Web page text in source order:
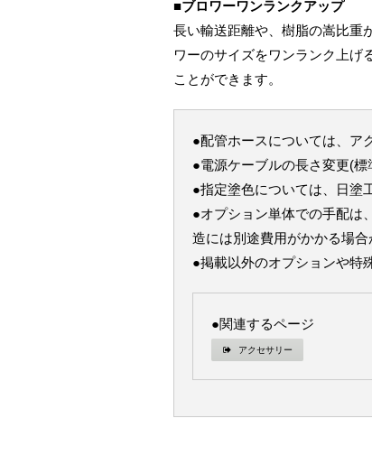
■ブロワーワンランクアップ
長い輸送距離や、樹脂の嵩比重
ワーのサイズをワンランク上げ
ことができます。
●配管ホースについては、ア
●電源ケーブルの長さ変更(標
●指定塗色については、日塗
●オプション単体での手配は
造には別途費用がかかる場合
●掲載以外のオプションや特
●関連するページ
アクセサリー